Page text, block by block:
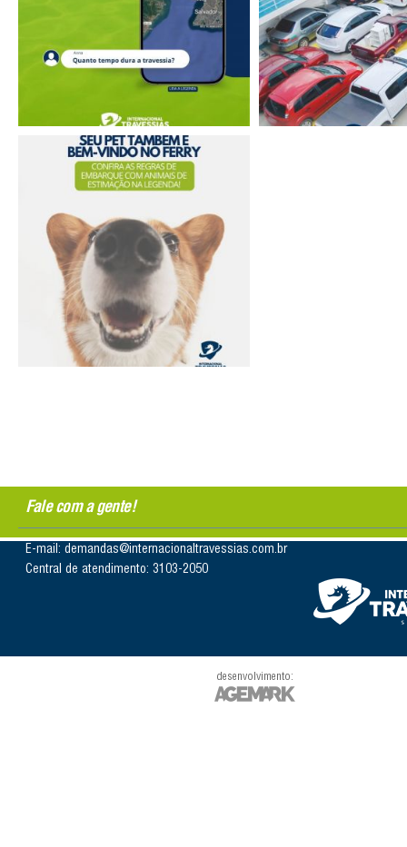
Fale com a gente!
E-mail: demandas@internacionaltravessias.com.br
Central de atendimento: 3103-2050
desenvolvimento: